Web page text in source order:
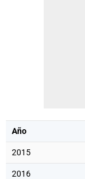
Año
2015
2016